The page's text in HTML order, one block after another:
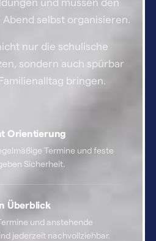
und müssen den
selbst organisieren.
nur die schulische
sondern auch spürbar
bringen.
Orientierung
Termine und feste
Sicherheit.
Überblick
und anstehende
jederzeit nachvollziehbar.